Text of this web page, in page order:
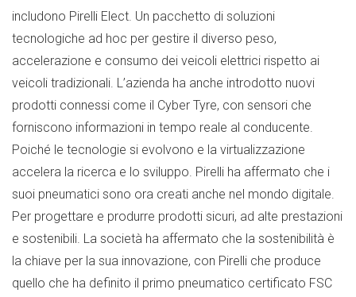
includono Pirelli Elect. Un pacchetto di soluzioni
tecnologiche ad hoc per gestire il diverso peso,
accelerazione e consumo dei veicoli elettrici rispetto ai
veicoli tradizionali. L’azienda ha anche introdotto nuovi
prodotti connessi come il Cyber Tyre, con sensori che
forniscono informazioni in tempo reale al conducente.
Poiché le tecnologie si evolvono e la virtualizzazione
accelera la ricerca e lo sviluppo. Pirelli ha affermato che i
suoi pneumatici sono ora creati anche nel mondo digitale.
Per progettare e produrre prodotti sicuri, ad alte prestazioni
e sostenibili. La società ha affermato che la sostenibilità è
la chiave per la sua innovazione, con Pirelli che produce
quello che ha definito il primo pneumatico certificato FSC